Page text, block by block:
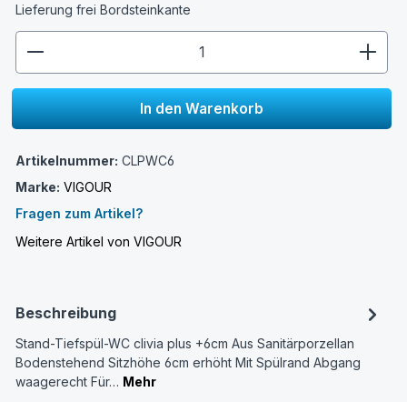
Lieferung frei Bordsteinkante
In den Warenkorb
Artikelnummer: CLPWC6
Marke: VIGOUR
Fragen zum Artikel?
Weitere Artikel von VIGOUR
Beschreibung
Stand-Tiefspül-WC clivia plus +6cm Aus Sanitärporzellan
Bodenstehend Sitzhöhe 6cm erhöht Mit Spülrand Abgang
waagerecht Für… Mehr